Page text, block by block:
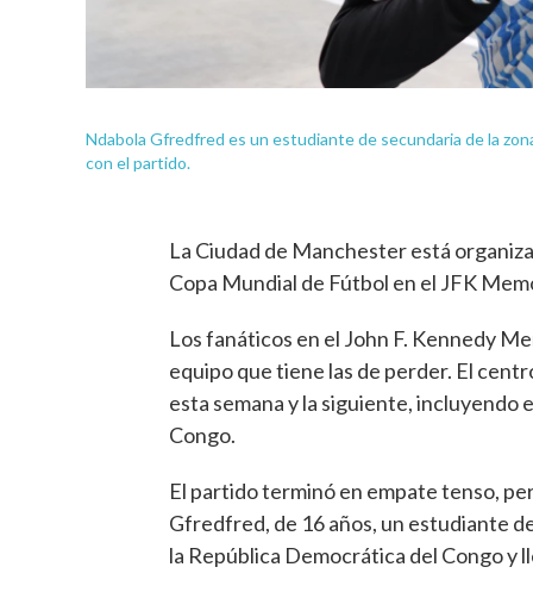
Ndabola Gfredfred es un estudiante de secundaria de la
con el partido.
La Ciudad de Manchester está
Copa Mundial de Fútbol en el JFK
Los fanáticos en el John F. Kennedy
equipo que tiene las de perder. El
esta semana y la siguiente,
Congo.
El partido terminó en empate tenso,
Gfredfred, de 16 años, un estudiante
la República Democrática del Congo y